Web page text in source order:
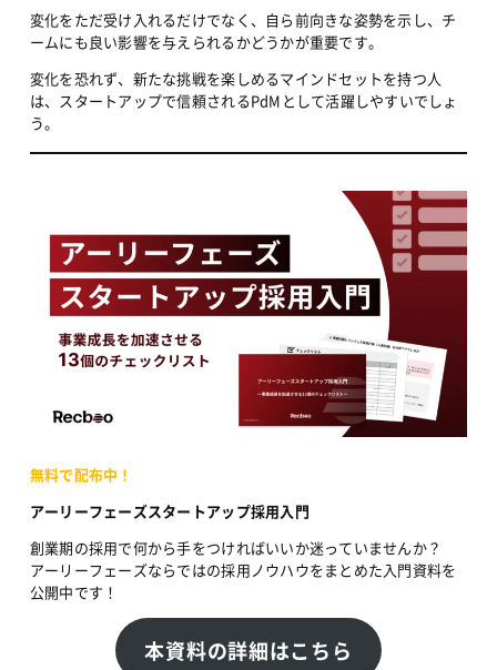
変化をただ受け入れるだけでなく、自ら前向きな姿勢を示し、チ
ームにも良い影響を与えられるかどうかが重要です。
変化を恐れず、新たな挑戦を楽しめるマインドセットを持つ人
は、スタートアップで信頼されるPdMとして活躍しやすいでしょ
う。
無料で配布中！
アーリーフェーズスタートアップ採用入門
創業期の採用で何から手をつければいいか迷っていませんか？
アーリーフェーズならではの採用ノウハウをまとめた入門資料を
公開中です！
本資料の詳細はこちら